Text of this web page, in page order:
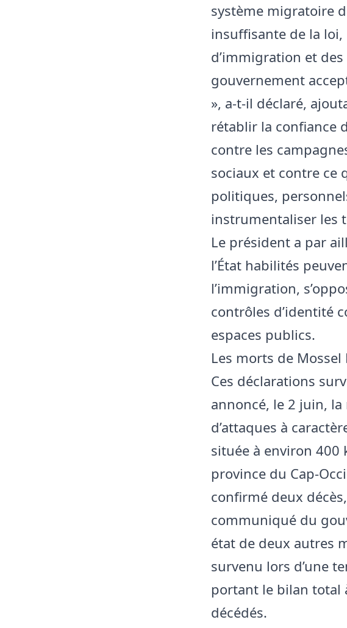
système migratoire
insuffisante de la
d’immigration et
gouvernement
», a-t-il déclaré,
rétablir la confiance
contre les
sociaux et contre ce
politiques,
instrumentaliser les
Le président a par
l’État habilités
l’immigration,
contrôles d’identité
espaces publics.
Les morts de
Ces déclarations
annoncé, le 2 juin,
d’attaques à
située à environ 400
province du Cap-
confirmé deux
communiqué du
état de deux autres
survenu lors d’une
portant le bilan total
décédés.